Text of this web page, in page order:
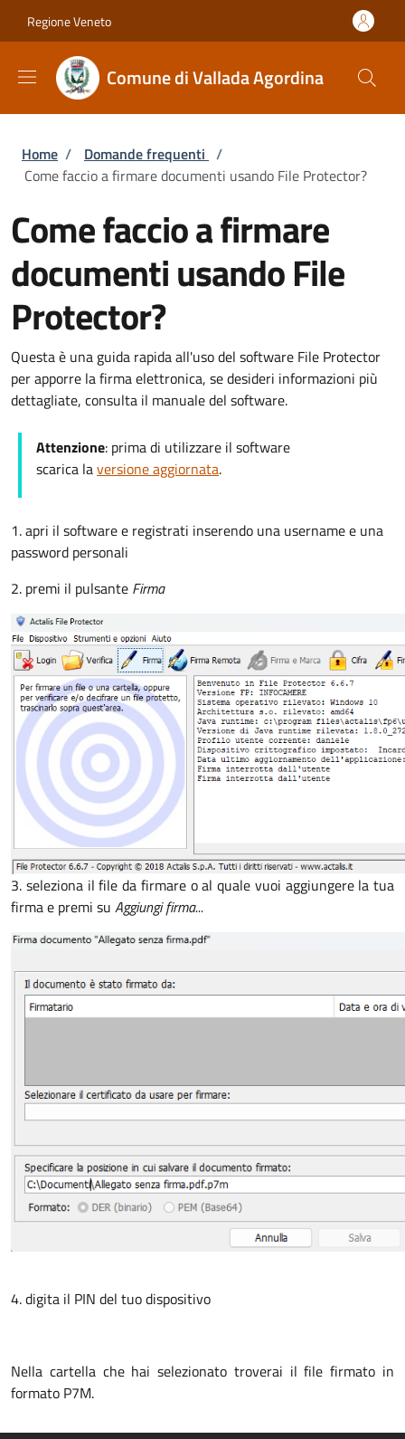
Regione Veneto
Comune di Vallada Agordina
Briciole di pane
Home / Domande frequenti /
Come faccio a firmare documenti usando File Protector?
Come faccio a firmare
documenti usando File
Protector?
Questa è una guida rapida all'uso del software File Protector
per apporre la firma elettronica, se desideri informazioni più
dettagliate, consulta il manuale del software.
Attenzione: prima di utilizzare il software
scarica laversione aggiornata.
1. apri il software e registrati inserendo una username e una
password personali
2. premi il pulsante Firma
3. seleziona il file da firmare o al quale vuoi aggiungere la tua
firma e premi su Aggiungi firma...
4. digita il PIN del tuo dispositivo
Nella cartella che hai selezionato troverai il file firmato in
formato P7M.